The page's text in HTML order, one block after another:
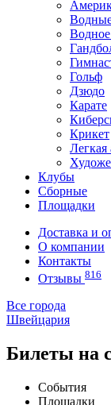
Гольф
Дзюдо
Карате
Крикет
Легкая
Клубы
Сборные
Площадки
Доставка и
О компании
Контакты
Отзывы 816
Все города
Швейцария
Билеты на
События
Площадки